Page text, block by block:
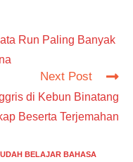
Run Paling Banyak
Next Post
di Kebun Binatang
Beserta Terjemahan
BELAJAR BAHASA